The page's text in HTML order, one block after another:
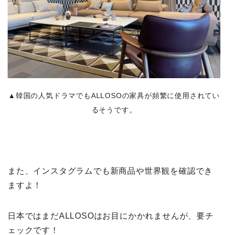
▲韓国の人気ドラマでもALLOSOの家具が頻繁に使用されてい
るそうです。
また、インスタグラムでも新商品や世界観を確認でき
ますよ！
日本ではまだALLOSOはお目にかかれませんが、要チ
ェックです！